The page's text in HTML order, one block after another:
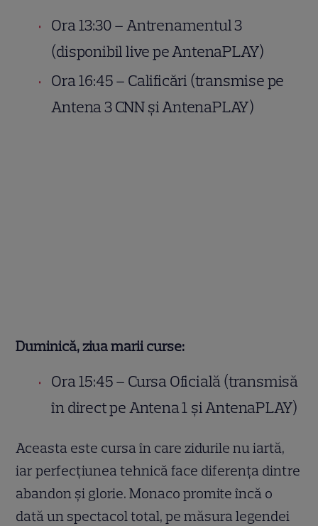
Ora 13:30 – Antrenamentul 3
(disponibil live pe AntenaPLAY)
Ora 16:45 – Calificări (transmise pe
Antena 3 CNN și AntenaPLAY)
Duminică, ziua marii curse:
Ora 15:45 – Cursa Oficială (transmisă
în direct pe Antena 1 și AntenaPLAY)
Aceasta este cursa în care zidurile nu iartă,
iar perfecțiunea tehnică face diferența dintre
abandon și glorie. Monaco promite încă o
dată un spectacol total, pe măsura legendei